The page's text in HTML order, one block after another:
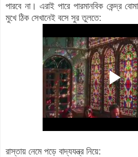
পারবে না। এরাই পারে পারমানবিক কেন্দ্র
মুখে ঠিক সেখানেই বসে সুর তুলতে:
রাস্তায় নেমে পড়ে বাদ্যযন্ত্র নিয়ে: